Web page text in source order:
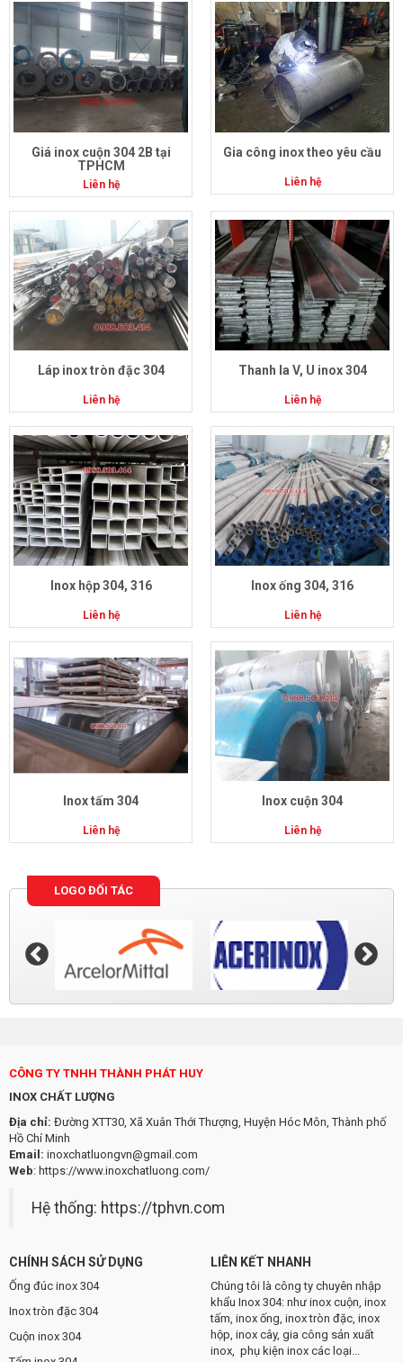
Giá inox cuộn 304 2B tại
TPHCM
Liên hệ
Gia công inox theo yêu cầu
Liên hệ
Láp inox tròn đặc 304
Liên hệ
Thanh la V, U inox 304
Liên hệ
Inox hộp 304, 316
Liên hệ
Inox ống 304, 316
Liên hệ
Inox tấm 304
Liên hệ
Inox cuộn 304
Liên hệ
LOGO ĐỐI TÁC
CÔNG TY TNHH THÀNH PHÁT HUY
INOX CHẤT LƯỢNG
Địa chỉ: Đường XTT30, Xã Xuân Thới Thượng, Huyện Hóc Môn, Thành phố
Hồ Chí Minh
Email: inoxchatluongvn@gmail.com
Web: https://www.inoxchatluong.com/
Hệ thống: https://tphvn.com
CHÍNH SÁCH SỬ DỤNG
Ống đúc inox 304
Inox tròn đặc 304
Cuộn inox 304
LIÊN KẾT NHANH
Chúng tôi là công ty chuyên nhập
khẩu Inox 304: như inox cuộn, inox
tấm, inox ống, inox tròn đặc, inox
hộp, inox cây, gia công sản xuất
inox, phụ kiện inox các loại...